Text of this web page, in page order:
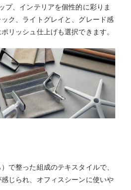
プ、インテリアを個性的に彩りま
ク、ライトグレイと、グレード感
リッシュ仕上げも選択できます。
で整った組成のテキスタイルで、
じられ、オフィスシーンに使いや